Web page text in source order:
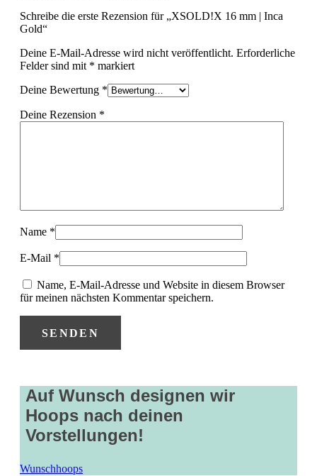
Schreibe die erste Rezension für „XSOLD!X 16 mm | Inca
Gold“
Deine E-Mail-Adresse wird nicht veröffentlicht. Erforderliche
Felder sind mit * markiert
Deine Bewertung *
Deine Rezension *
Name *
E-Mail *
Name, E-Mail-Adresse und Website in diesem Browser
für meinen nächsten Kommentar speichern.
Auf Wunsch designen wir
Hoops nach deinen
Vorstellungen!
Wunschhoops